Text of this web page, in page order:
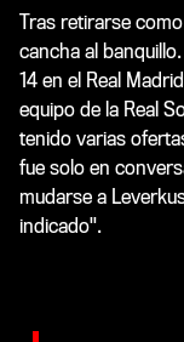
Tras retirarse
cancha al
14 en el Real
equipo de la Real
tenido varias
fue solo en
mudarse a
indicado".